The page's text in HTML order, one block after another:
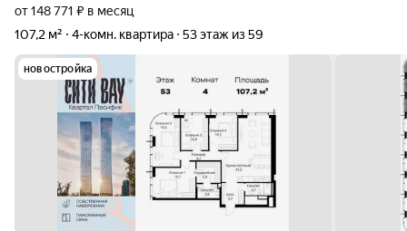
от 148 771 ₽ в месяц
107,2 м²
4-комн. квартира 53 этаж из 59
новостройка